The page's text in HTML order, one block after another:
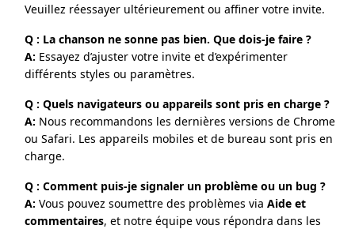
Veuillez réessayer ultérieurement ou affiner votre invite.
Q : La chanson ne sonne pas bien. Que dois-je faire ?
A: Essayez d’ajuster votre invite et d’expérimenter
différents styles ou paramètres.
Q : Quels navigateurs ou appareils sont pris en charge ?
A: Nous recommandons les dernières versions de Chrome
ou Safari. Les appareils mobiles et de bureau sont pris en
charge.
Q : Comment puis-je signaler un problème ou un bug ?
A: Vous pouvez soumettre des problèmes via Aide et
commentaires, et notre équipe vous répondra dans les